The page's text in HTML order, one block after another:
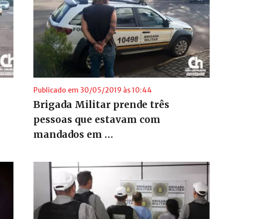
Publicado em 30/05/2019 às 10:44
Brigada Militar prende três
pessoas que estavam com
mandados em …